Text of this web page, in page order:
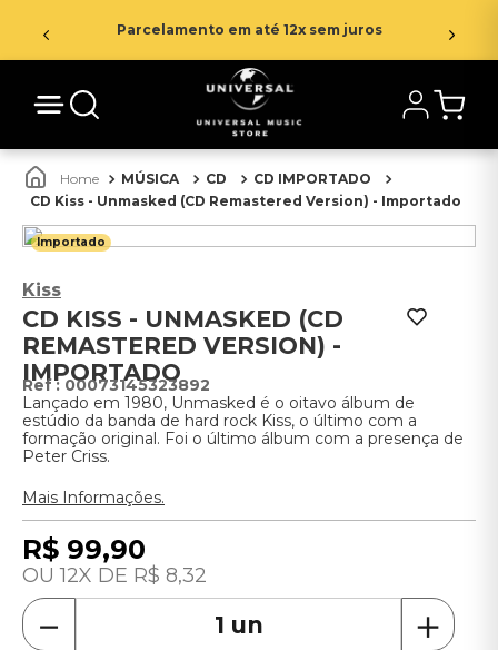
Parcelamento em até 12x sem juros
MÚSICA CD
CD IMPORTADO
CD Kiss - Unmasked (CD Remastered Version) - Importado
Importado
Kiss
CD KISS - UNMASKED (CD
REMASTERED VERSION) -
IMPORTADO
: 00073145323892
Lançado em 1980, Unmasked é o oitavo álbum de
estúdio da banda de hard rock Kiss, o último com a
formação original. Foi o último álbum com a presença de
Peter Criss.
Mais Informações.
R$ 99,90
12 R$ 8,32
＋
－